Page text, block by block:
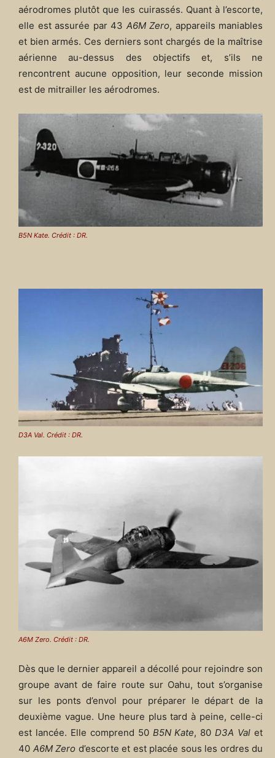
aérodromes plutôt que les cuirassés. Quant à l’escorte,
elle est assurée par 43 A6M Zero, appareils maniables
et bien armés. Ces derniers sont chargés de la maîtrise
aérienne au-dessus des objectifs et, s’ils ne
rencontrent aucune opposition, leur seconde mission
est de mitrailler les aérodromes.
B5N Kate. Crédit : DR.
D3A Val. Crédit : DR.
A6M Zero. Crédit : DR.
Dès que le dernier appareil a décollé pour rejoindre son
groupe avant de faire route sur Oahu, tout s’organise
sur les ponts d’envol pour préparer le départ de la
deuxième vague. Une heure plus tard à peine, celle-ci
est lancée. Elle comprend 50 B5N Kate, 80D3A Val et
40 A6M Zero d’escorte et est placée sous les ordres du